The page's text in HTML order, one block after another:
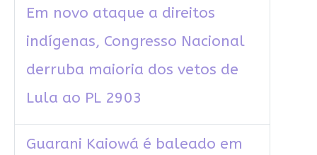
Em novo ataque a direitos
indígenas, Congresso Nacional
derruba maioria dos vetos de
Lula ao PL 2903
Guarani Kaiowá é baleado em